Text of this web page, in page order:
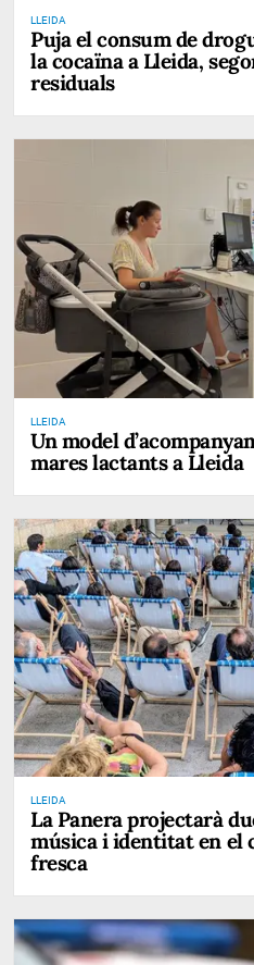
LLEIDA
Puja el consum de
la cocaïna a Lleida,
residuals
LLEIDA
Un model
mares lactants a Lleida
LLEIDA
La Panera projectarà
música i identitat en el
fresca